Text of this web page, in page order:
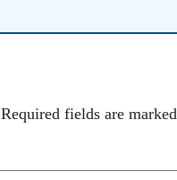
Required fields are marked